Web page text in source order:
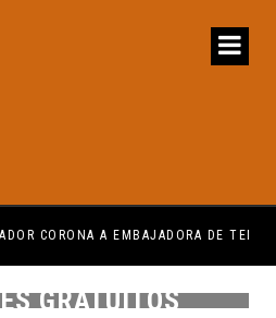
DE TEMOZÓN
SUMA MÁS DE 10
GRATUITOS